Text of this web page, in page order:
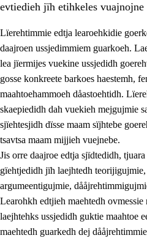
1. Lïerehtimmien
1.1 Almetjeaarvoe
1.2 Identiteete jïh kulturellen
1.3 Laejhtehks ussjedimmie
1.4
goerehtimmievæljoe
1.5 Eatnemem krööhkestidh
evtiedieh jïh etihkeles vuajnojne
Lïerehtimmie edtja learoehkidie
daajroen ussjedimmiem guarkoeh.
lea jïermijes vuekine ussjedidh
gosse konkreete barkoes haestemh,
maahtoehammoeh dåastoehtidh.
skaepiedidh dah vuekieh mejgujmie
sjïehtesjidh dïsse maam sïjhtebe
tsavtsa maam mijjieh vuejnebe.
Jis orre daajroe edtja sjïdtedidh,
gïehtjedidh jïh laejhtedh
argumeentigujmie,
Learohkh edtjieh maehtedh
laejhtehks ussjedidh guktie maahtoe
maehtedh guarkedh dej